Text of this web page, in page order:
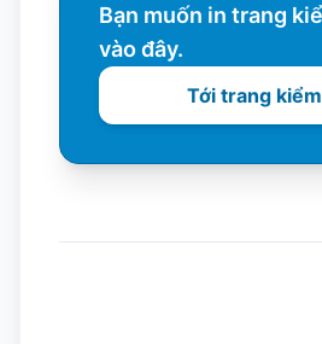
Bạn muốn in trang
vào đây.
Tới trang